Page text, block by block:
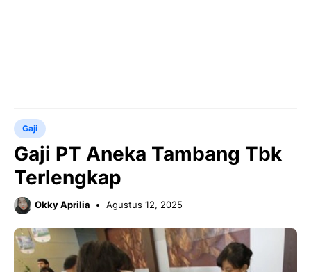
Gaji
Gaji PT Aneka Tambang Tbk
Terlengkap
Okky Aprilia Agustus 12, 2025